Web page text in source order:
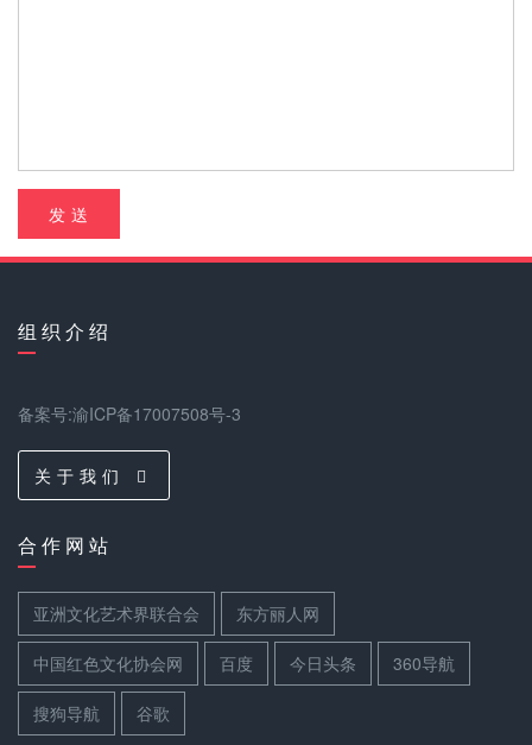
发 送
组 织 介 绍
备案号:渝ICP备17007508号-3
关 于 我 们
合 作 网 站
亚洲文化艺术界联合会 东方丽人网
中国红色文化协会网 百度 今日头条 360导航
搜狗导航 谷歌